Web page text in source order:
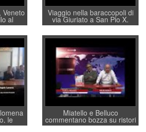
Veneto
al
ordine
CNCU
di
Viaggio nella baraccopoli di
via Giuriato a San Pio X.
Vicenza ai Vicentini: “faremo
un regalo di Natale ai
residenti”
le
di
Miatello e Belluco
commentano bozza su ristori
BPVi e Veneto Banca